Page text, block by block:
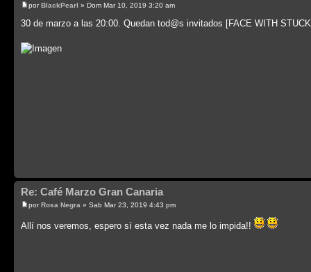
porBlackPearl » Dom Mar 10, 2019 3:20 am
30 de marzo a las 20:00. Quedan tod@s invitados [FACE WITH
Re: Café Marzo Gran Canaria
porRosa Negra » Sab Mar 23, 2019 4:43 pm
Allí nos veremos, espero sí esta vez nada me lo impida!!